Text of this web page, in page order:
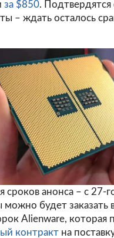
за $850. Подтвердятся
– ждать осталось
сроков анонса – с 27-
будет заказать
Alienware, которая
контракт на